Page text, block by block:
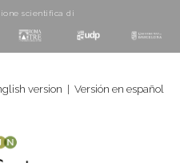
scientifica di
version
Versión en español